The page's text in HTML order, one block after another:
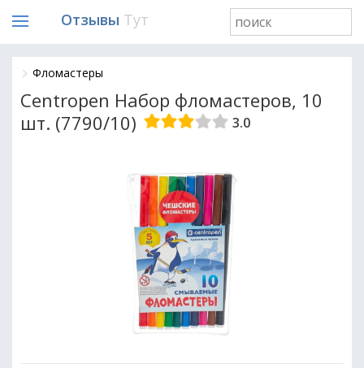
Отзывы Тут
Фломастеры
Centropen Набор фломастеров, 10
шт. (7790/10)
3.0